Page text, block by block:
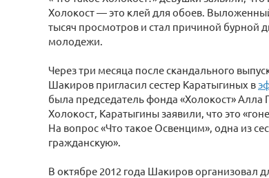
Холокост — это клей для обоев.
тысяч просмотров и стал причиной бурной
молодежи.
Через три месяца после скандального
Шакиров пригласил сестер Каратыгиных в
была председатель фонда «Холокост» Алла
Холокост, Каратыгины заявили, что это
На вопрос «Что такое Освенцим», одна из
гражданскую».
В октябре 2012 года Шакиров организовал